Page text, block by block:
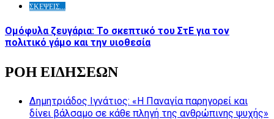
ΣΚΕΨΕΙΣ...
Ομόφυλα ζευγάρια: Το σκεπτικό του ΣτΕ για τον
πολιτικό γάμο και την υιοθεσία
ΡΟΗ ΕΙΔΗΣΕΩΝ
Δημητριάδος Ιγνάτιος: «Η Παναγία παρηγορεί και
δίνει βάλσαμο σε κάθε πληγή της ανθρώπινης ψυχής»